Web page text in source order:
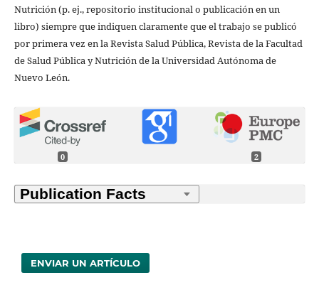
Nutrición (p. ej., repositorio institucional o publicación en un
libro) siempre que indiquen claramente que el trabajo se publicó
por primera vez en la Revista Salud Pública, Revista de la Facultad
de Salud Pública y Nutrición de la Universidad Autónoma de
Nuevo León.
0 2
ENVIAR UN ARTÍCULO